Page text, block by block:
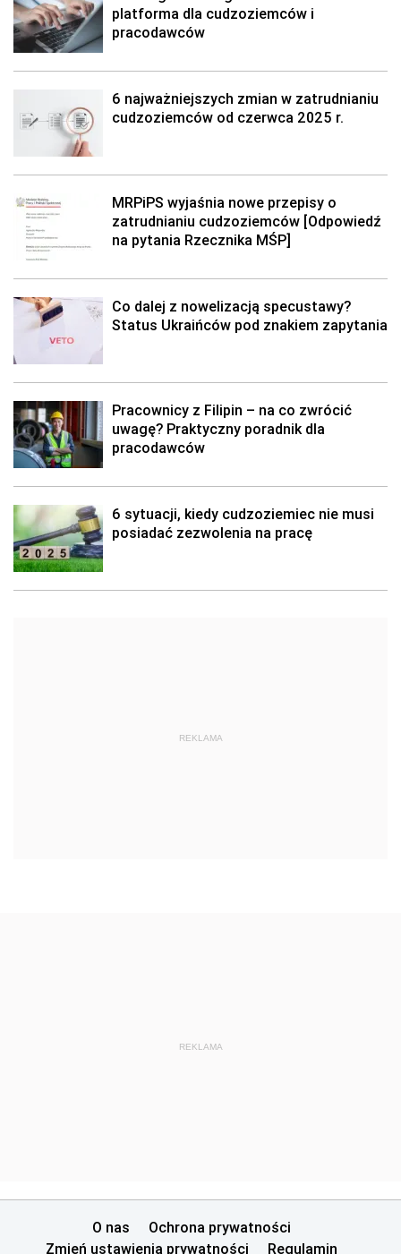
platforma dla cudzoziemców i
pracodawców
6 najważniejszych zmian w zatrudnianiu
cudzoziemców od czerwca 2025 r.
MRPiPS wyjaśnia nowe przepisy o
zatrudnianiu cudzoziemców [Odpowiedź
na pytania Rzecznika MŚP]
Co dalej z nowelizacją specustawy?
Status Ukraińców pod znakiem zapytania
Pracownicy z Filipin – na co zwrócić
uwagę? Praktyczny poradnik dla
pracodawców
6 sytuacji, kiedy cudzoziemiec nie musi
posiadać zezwolenia na pracę
REKLAMA
REKLAMA
O nas
Ochrona prywatności
Zmień ustawienia prywatności
Regulamin